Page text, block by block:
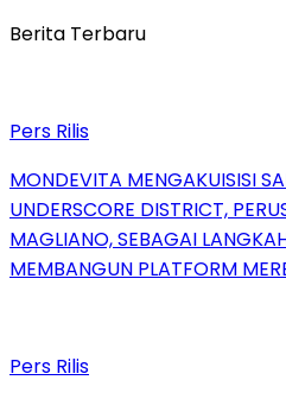
Berita Terbaru
Pers Rilis
MONDEVITA MENGAKUISISI
UNDERSCORE DISTRICT,
MAGLIANO, SEBAGAI
MEMBANGUN PLATFORM
Pers Rilis